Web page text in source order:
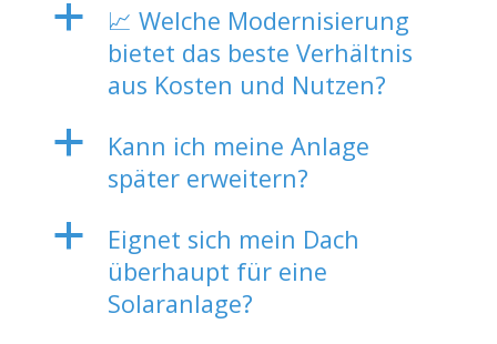
a
📈 Welche Modernisierung
bietet das beste Verhältnis
aus Kosten und Nutzen?
a
Kann ich meine Anlage
später erweitern?
a
Eignet sich mein Dach
überhaupt für eine
Solaranlage?